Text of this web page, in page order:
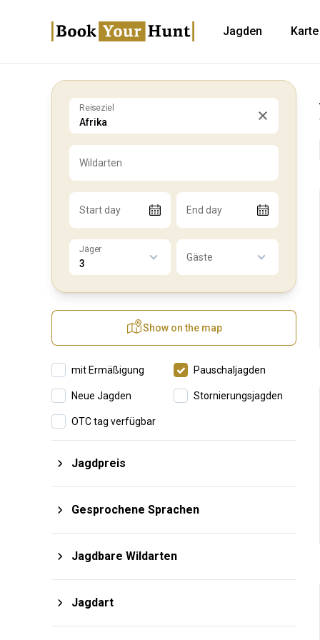
Jagden Karte
Reiseziel
Wildarten
Start day End day
Jäger
Gäste
Show on the map
mit Ermäßigung Pauschaljagden
Neue Jagden Stornierungsjagden
OTC tag verfügbar
Jagdpreis
Gesprochene Sprachen
Jagdbare Wildarten
Jagdart